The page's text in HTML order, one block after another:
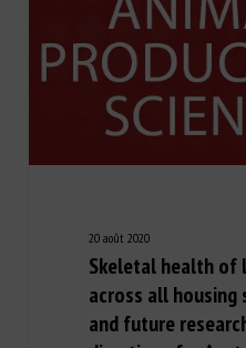
20 août 2020
Skeletal health of
across all housing
and future